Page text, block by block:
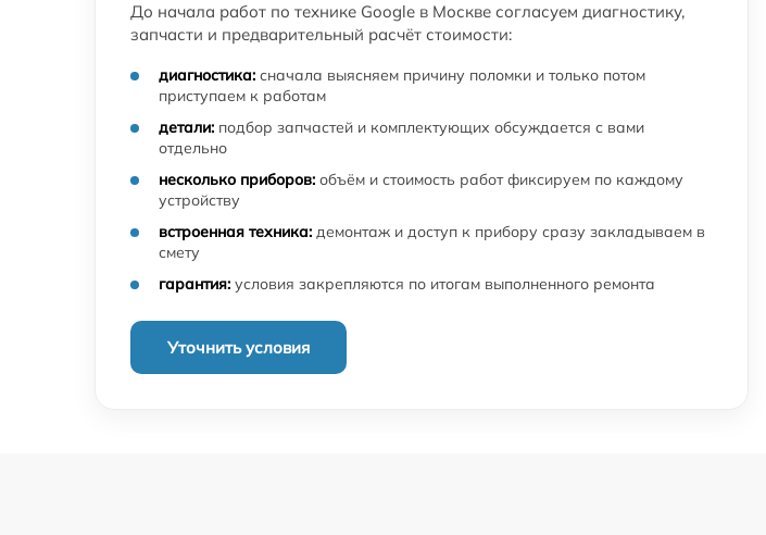
До начала работ по технике Google в Москве согласуем диагностику,
запчасти и предварительный расчёт стоимости:
диагностика: сначала выясняем причину поломки и только потом
приступаем к работам
детали: подбор запчастей и комплектующих обсуждается с вами
отдельно
несколько приборов: объём и стоимость работ фиксируем по каждому
устройству
встроенная техника: демонтаж и доступ к прибору сразу закладываем в
смету
гарантия: условия закрепляются по итогам выполненного ремонта
Уточнить условия